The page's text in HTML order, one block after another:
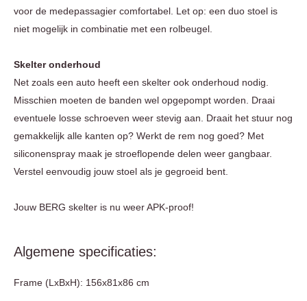
voor de medepassagier comfortabel. Let op: een duo stoel is
niet mogelijk in combinatie met een rolbeugel.
Skelter onderhoud
Net zoals een auto heeft een skelter ook onderhoud nodig.
Misschien moeten de banden wel opgepompt worden. Draai
eventuele losse schroeven weer stevig aan. Draait het stuur nog
gemakkelijk alle kanten op? Werkt de rem nog goed? Met
siliconenspray maak je stroeflopende delen weer gangbaar.
Verstel eenvoudig jouw stoel als je gegroeid bent.
Jouw BERG skelter is nu weer APK-proof!
Algemene specificaties:
Frame (LxBxH): 156x81x86 cm